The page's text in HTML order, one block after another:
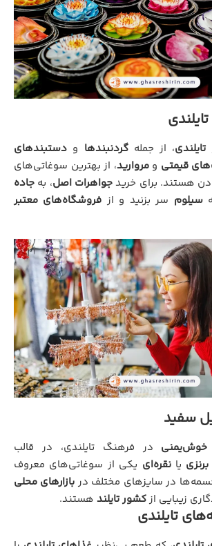
، از جملهگردنبندها و دستبندهای
قیمتی ومروارید، از بهترین سوغاتی‌های
هستند. برای خریدجواهرات اصل، به جاده
سیلوم سر بزنید و از فروشگاه‌های معتبر
سفید
خوش‌یمنی در فرهنگ تایلندی، در قالب
برنزی یانقره‌ای یکی از سوغاتی‌های معروف
در سایزهای مختلف در بازارهای محلی
زیبایی ازکشور تایلند هستند.
تایلندی